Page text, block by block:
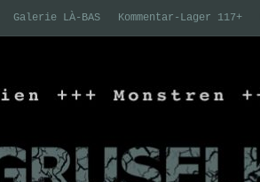
Galerie LÀ-BAS Kommentar-Lager 117+